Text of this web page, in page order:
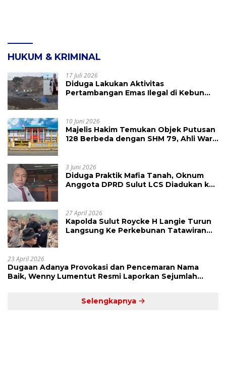
HUKUM & KRIMINAL
17 Juli 2026
Diduga Lakukan Aktivitas
Pertambangan Emas Ilegal di Kebun
10 Juni 2026
Majelis Hakim Temukan Objek Putusan
128 Berbeda dengan SHM 79, Ahli Waris
3 Juni 2026
Diduga Praktik Mafia Tanah, Oknum
Anggota DPRD Sulut LCS Diadukan ke
27 April 2026
Kapolda Sulut Roycke H Langie Turun
Langsung Ke Perkebunan Tatawiran
23 April 2026
Dugaan Adanya Provokasi dan Pencemaran Nama
Baik, Wenny Lumentut Resmi Laporkan Sejumlah
Selengkapnya